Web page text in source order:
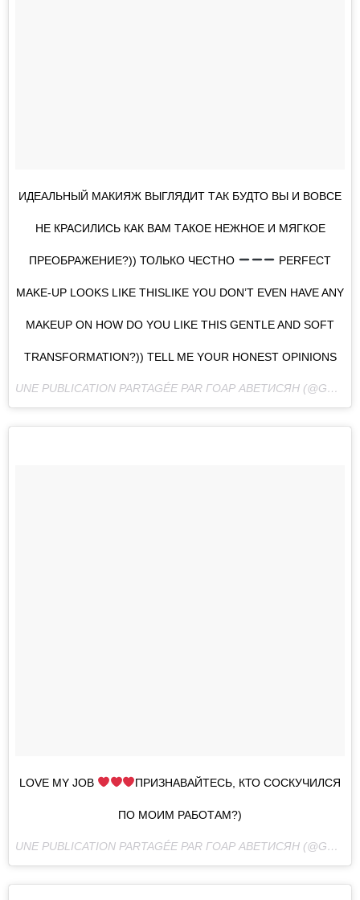
ИДЕАЛЬНЫЙ МАКИЯЖ ВЫГЛЯДИТ ТАК БУДТО ВЫ И ВОВСЕ
НЕ КРАСИЛИСЬ КАК ВАМ ТАКОЕ НЕЖНОЕ И МЯГКОЕ
ПРЕОБРАЖЕНИЕ?)) ТОЛЬКО ЧЕСТНО PERFECT
MAKE-UP LOOKS LIKE THISLIKE YOU DON’T EVEN HAVE ANY
MAKEUP ON HOW DO YOU LIKE THIS GENTLE AND SOFT
TRANSFORMATION?)) TELL ME YOUR HONEST OPINIONS
UNE PUBLICATION PARTAGÉE PAR ГОАР АВЕТИСЯН (@GOAR_AVETISYAN) LE
LOVE MY JOB ПРИЗНАВАЙТЕСЬ, КТО СОСКУЧИЛСЯ
ПО МОИМ РАБОТАМ?)
UNE PUBLICATION PARTAGÉE PAR ГОАР АВЕТИСЯН (@GOAR_AVETISYAN) LE